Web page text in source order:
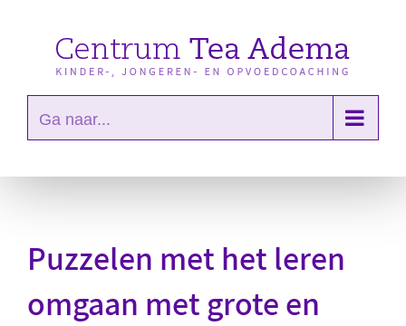
Ga naar...
Puzzelen met het leren
omgaan met grote en